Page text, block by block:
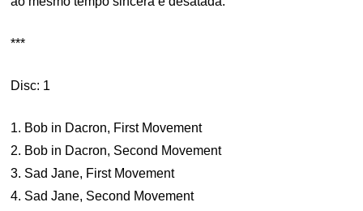
***
Disc: 1
1. Bob in Dacron, First Movement
2. Bob in Dacron, Second Movement
3. Sad Jane, First Movement
4. Sad Jane, Second Movement